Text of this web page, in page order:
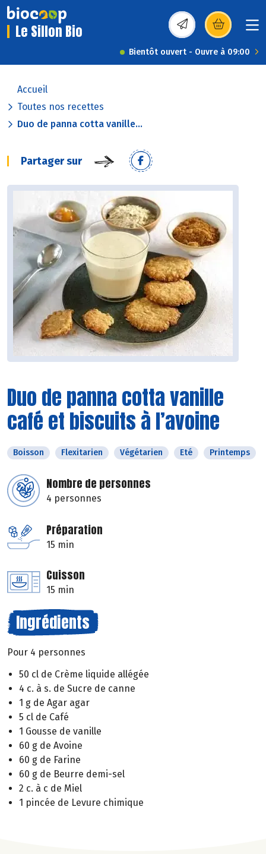
Le Sillon Bio (s’ouvre dans une
Bientôt ouvert - Ouvre à 09:00
Accueil
Toutes nos recettes
Duo de panna cotta vanille...
Partager sur
Duo de panna cotta vanille
café et biscuits à l’avoine
Boisson Flexitarien Végétarien Eté Printemps
Nombre de personnes
4 personnes
Préparation
15 min
Cuisson
15 min
Ingrédients
Pour 4 personnes
50 cl de Crème liquide allégée
4 c. à s. de Sucre de canne
1 g de Agar agar
5 cl de Café
1 Gousse de vanille
60 g de Avoine
60 g de Farine
60 g de Beurre demi-sel
2 c. à c de Miel
1 pincée de Levure chimique